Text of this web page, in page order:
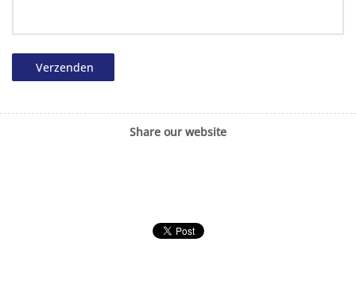
Verzenden
Share our website